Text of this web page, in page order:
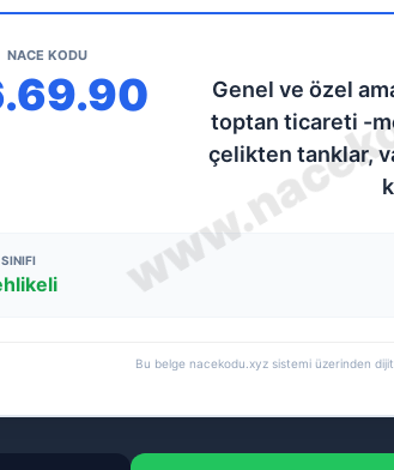
NACE KODU
Genel ve özel
toptan ticareti -
çelikten tanklar,
Bu belge nacekodu.xyz sistemi üzerinden